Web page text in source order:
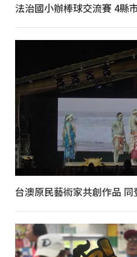
法治國小辦棒球交流賽 4縣
台澳原民藝術家共創作品